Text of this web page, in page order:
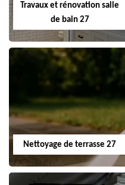
Travaux et rénovation salle
de bain 27
Nettoyage de terrasse 27